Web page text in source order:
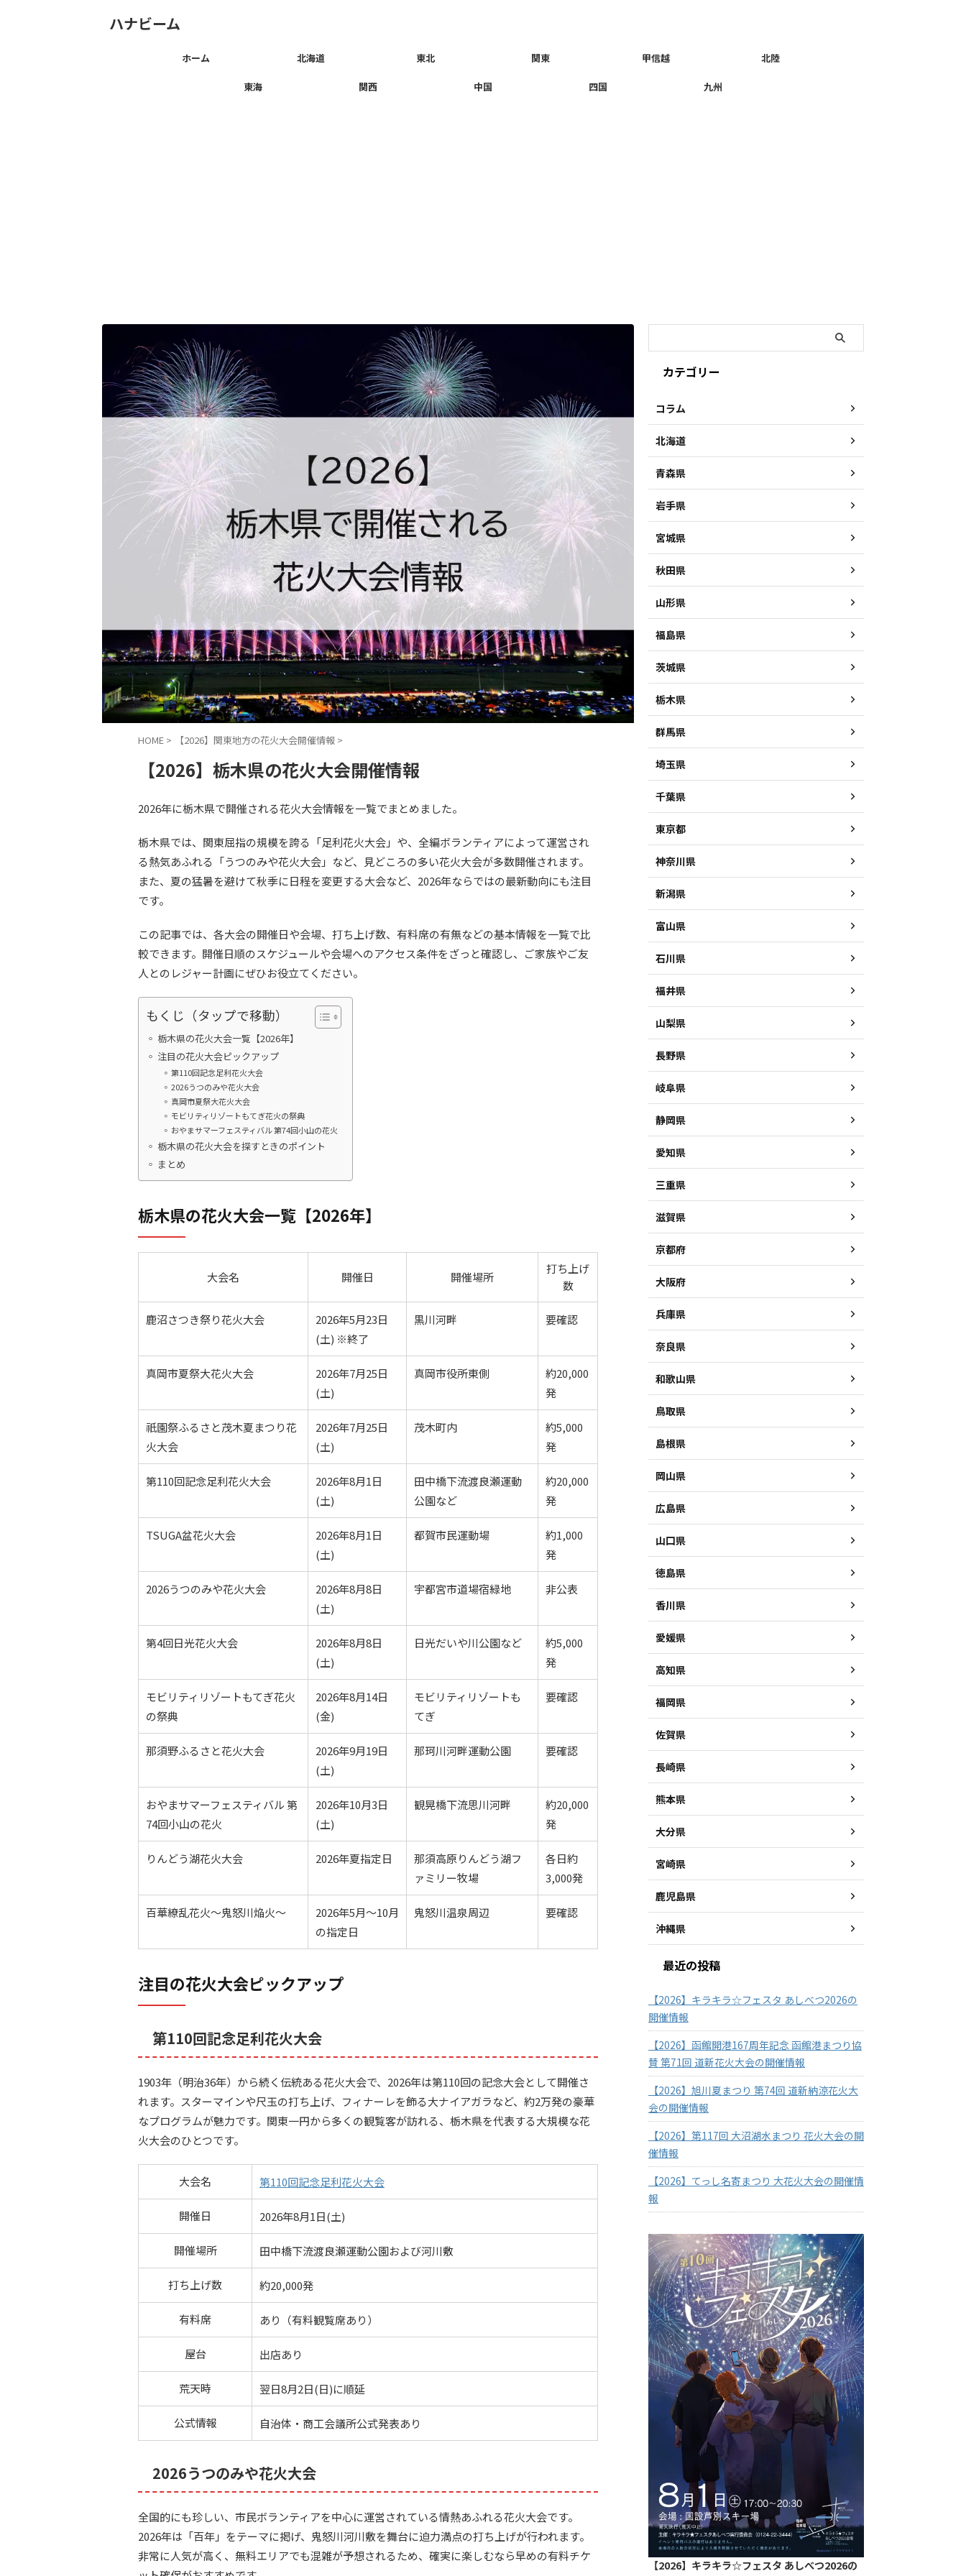
ハナビーム
ホーム 北海道 東北 関東 甲信越 北陸
東海 関西 中国 四国 九州
HOME > 【2026】関東地方の花火大会開催情報 >
【2026】栃木県の花火大会開催情報
2026年に栃木県で開催される花火大会情報を一覧でまとめました。
栃木県では、関東屈指の規模を誇る「足利花火大会」や、全編ボランティアによって運営され
る熱気あふれる「うつのみや花火大会」など、見どころの多い花火大会が多数開催されます。
また、夏の猛暑を避けて秋季に日程を変更する大会など、2026年ならではの最新動向にも注目
です。
この記事では、各大会の開催日や会場、打ち上げ数、有料席の有無などの基本情報を一覧で比
較できます。開催日順のスケジュールや会場へのアクセス条件をざっと確認し、ご家族やご友
人とのレジャー計画にぜひお役立てください。
もくじ（タップで移動）
栃木県の花火大会一覧【2026年】
注目の花火大会ピックアップ
第110回記念足利花火大会
2026うつのみや花火大会
真岡市夏祭大花火大会
モビリティリゾートもてぎ花火の祭典
おやまサマーフェスティバル 第74回小山の花火
栃木県の花火大会を探すときのポイント
まとめ
栃木県の花火大会一覧【2026年】
大会名 開催日 開催場所
打ち上げ
数
鹿沼さつき祭り花火大会
2026年5月23日
(土) ※終了
黒川河畔 要確認
真岡市夏祭大花火大会
2026年7月25日
(土)
真岡市役所東側
約20,000
発
祇園祭ふるさと茂木夏まつり花
火大会
2026年7月25日
(土)
茂木町内
約5,000
発
第110回記念足利花火大会
2026年8月1日
(土)
田中橋下流渡良瀬運動
公園など
約20,000
発
TSUGA盆花火大会
2026年8月1日
(土)
都賀市民運動場
約1,000
発
2026うつのみや花火大会
2026年8月8日
(土)
宇都宮市道場宿緑地 非公表
第4回日光花火大会
2026年8月8日
(土)
日光だいや川公園など
約5,000
発
モビリティリゾートもてぎ花火
の祭典
2026年8月14日
(金)
モビリティリゾートも
てぎ
要確認
那須野ふるさと花火大会
2026年9月19日
(土)
那珂川河畔運動公園 要確認
おやまサマーフェスティバル 第
74回小山の花火
2026年10月3日
(土)
観晃橋下流思川河畔
約20,000
発
りんどう湖花火大会 2026年夏指定日
那須高原りんどう湖フ
ァミリー牧場
各日約
3,000発
百華繚乱花火～鬼怒川焔火～
2026年5月〜10月
の指定日
鬼怒川温泉周辺 要確認
注目の花火大会ピックアップ
第110回記念足利花火大会
1903年（明治36年）から続く伝統ある花火大会で、2026年は第110回の記念大会として開催さ
れます。スターマインや尺玉の打ち上げ、フィナーレを飾る大ナイアガラなど、約2万発の豪華
なプログラムが魅力です。関東一円から多くの観覧客が訪れる、栃木県を代表する大規模な花
火大会のひとつです。
大会名 第110回記念足利花火大会
開催日 2026年8月1日(土)
開催場所 田中橋下流渡良瀬運動公園および河川敷
打ち上げ数 約20,000発
有料席 あり（有料観覧席あり）
屋台 出店あり
荒天時 翌日8月2日(日)に順延
公式情報 自治体・商工会議所公式発表あり
2026うつのみや花火大会
全国的にも珍しい、市民ボランティアを中心に運営されている情熱あふれる花火大会です。
2026年は「百年」をテーマに掲げ、鬼怒川河川敷を舞台に迫力満点の打ち上げが行われます。
非常に人気が高く、無料エリアでも混雑が予想されるため、確実に楽しむなら早めの有料チケ
カテゴリー
コラム
北海道
青森県
岩手県
宮城県
秋田県
山形県
福島県
茨城県
栃木県
群馬県
埼玉県
千葉県
東京都
神奈川県
新潟県
富山県
石川県
福井県
山梨県
長野県
岐阜県
静岡県
愛知県
三重県
滋賀県
京都府
大阪府
兵庫県
奈良県
和歌山県
鳥取県
島根県
岡山県
広島県
山口県
徳島県
香川県
愛媛県
高知県
福岡県
佐賀県
長崎県
熊本県
大分県
宮崎県
鹿児島県
沖縄県
最近の投稿
【2026】キラキラ☆フェスタ あしべつ2026の
開催情報
【2026】函館開港167周年記念 函館港まつり協
賛 第71回 道新花火大会の開催情報
【2026】旭川夏まつり 第74回 道新納涼花火大
会の開催情報
【2026】第117回 大沼湖水まつり 花火大会の開
催情報
【2026】てっし名寄まつり 大花火大会の開催情
報
【2026】キラキラ☆フェスタ あしべつ2026の